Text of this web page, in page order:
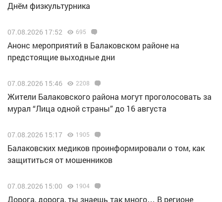
Днём физкультурника
07.08.2026 17:52 695
Анонс мероприятий в Балаковском районе на
предстоящие выходные дни
07.08.2026 15:46 2208
Жители Балаковского района могут проголосовать за
мурал “Лица одной страны” до 16 августа
07.08.2026 15:17 1905
Балаковских медиков проинформировали о том, как
защититься от мошенников
07.08.2026 15:00 1904
Дорога, дорога, ты знаешь так много… В регионе